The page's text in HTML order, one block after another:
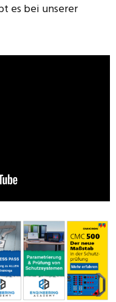
es bei unserer